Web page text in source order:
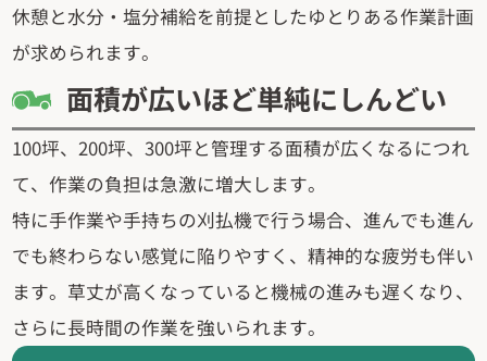
休憩と水分・塩分補給を前提としたゆとりある作業計画
が求められます。
面積が広いほど単純にしんどい
100坪、200坪、300坪と管理する面積が広くなるにつれ
て、作業の負担は急激に増大します。
特に手作業や手持ちの刈払機で行う場合、進んでも進ん
でも終わらない感覚に陥りやすく、精神的な疲労も伴い
ます。草丈が高くなっていると機械の進みも遅くなり、
さらに長時間の作業を強いられます。